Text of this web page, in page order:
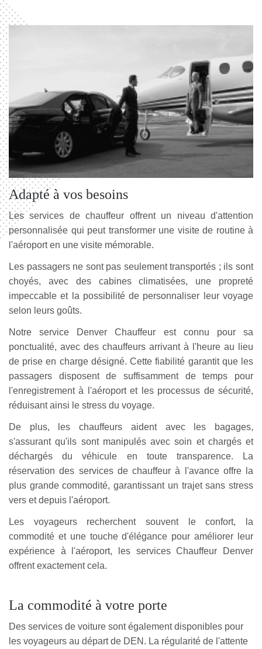
Adapté à vos besoins
Les services de chauffeur offrent un niveau d'attention
personnalisée qui peut transformer une visite de routine à
l'aéroport en une visite mémorable.
Les passagers ne sont pas seulement transportés ; ils sont
choyés, avec des cabines climatisées, une propreté
impeccable et la possibilité de personnaliser leur voyage
selon leurs goûts.
Notre service Denver Chauffeur est connu pour sa
ponctualité, avec des chauffeurs arrivant à l'heure au lieu
de prise en charge désigné. Cette fiabilité garantit que les
passagers disposent de suffisamment de temps pour
l'enregistrement à l'aéroport et les processus de sécurité,
réduisant ainsi le stress du voyage.
De plus, les chauffeurs aident avec les bagages,
s'assurant qu'ils sont manipulés avec soin et chargés et
déchargés du véhicule en toute transparence. La
réservation des services de chauffeur à l'avance offre la
plus grande commodité, garantissant un trajet sans stress
vers et depuis l'aéroport.
Les voyageurs recherchent souvent le confort, la
commodité et une touche d'élégance pour améliorer leur
expérience à l'aéroport, les services Chauffeur Denver
offrent exactement cela.
La commodité à votre porte
Des services de voiture sont également disponibles pour
les voyageurs au départ de DEN. La régularité de l'attente